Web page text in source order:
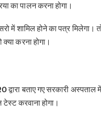
का पालन करना होगा।
में शामिल होने का पत्र मिलेगा।
करना होगा।
बताए गए सरकारी अस्पताल में
करवाना होगा।